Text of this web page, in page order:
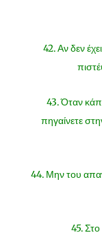
42. Αν δεν
43. Όταν
πηγαίνετε
44. Μην του
45.